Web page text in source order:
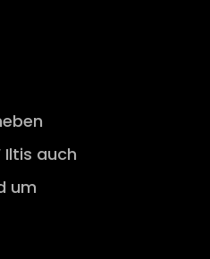
Iltis auch
um